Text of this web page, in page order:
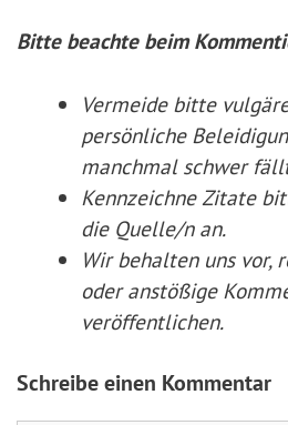
Bitte beachte beim
Vermeide bitte
persönliche
manchmal schwer
Kennzeichne Zitate
die Quelle/n an.
Wir behalten uns vor,
oder anstößige
veröffentlichen.
Schreibe einen Kommentar